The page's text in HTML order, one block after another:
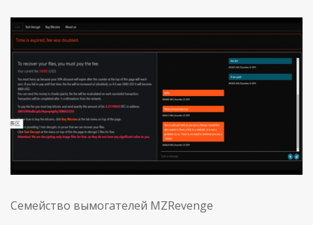
Семейство вымогателей MZRevenge